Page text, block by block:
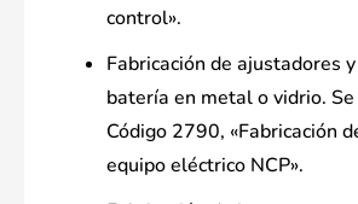
control».
Fabricación de ajustadores
batería en metal o vidrio.
Código 2790, «Fabricación
equipo eléctrico NCP».